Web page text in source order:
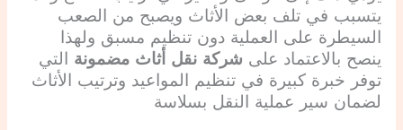
يتسبب في تلف بعض الأثاث ويصبح من الصعب
السيطرة على العملية دون تنظيم مسبق ولهذا
ينصح بالاعتماد على شركة نقل أثاث مضمونة التي
توفر خبرة كبيرة في تنظيم المواعيد وترتيب الأثاث
لضمان سير عملية النقل بسلاسة